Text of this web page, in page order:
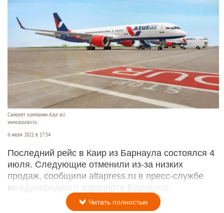
Самолет компании Azur air.
www.azurair.ru
6 июля 2021 в 17:54
Последний рейс в Каир из Барнаула состоялся 4
июля. Следующие отменили из-за низких
продаж, сообщили altapress.ru в пресс-службе
международного аэропорта Барнаула.
Читать полностью